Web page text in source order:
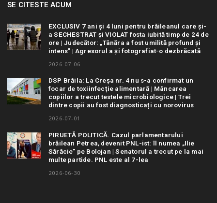
SE CITESTE ACUM
EXCLUSIV 7 ani și 4 luni pentru brăileanul care și-
a SECHESTRAT și VIOLAT fosta iubită timp de 24 de
ore | Judecător: „Tânăra a fost umilită profund și
intens” | Agresorul a și fotografiat-o dezbrăcată
2026-07-06
DSP Brăila: La Creșa nr. 4 nu s-a confirmat un
focar de toxiinfecție alimentară | Mâncarea
copiilor a trecut testele microbiologice | Trei
dintre copii au fost diagnosticați cu norovirus
2026-07-01
PIRUETĂ POLITICĂ. Cazul parlamentarului
brăilean Petrea, devenit PNL-ist: îl numea „Ilie
Sărăcie” pe Bolojan | Senatorul a trecut pe la mai
multe partide. PNL este al 7-lea
2026-06-30